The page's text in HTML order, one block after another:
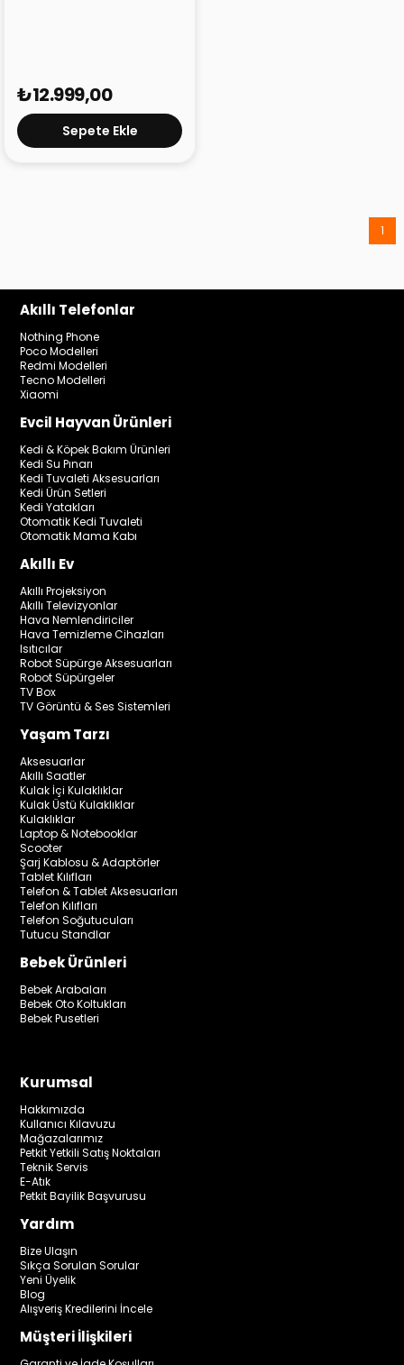
₺12.999,00
Sepete Ekle
1
Akıllı Telefonlar
Nothing Phone
Poco Modelleri
Redmi Modelleri
Tecno Modelleri
Xiaomi
Evcil Hayvan Ürünleri
Kedi & Köpek Bakım Ürünleri
Kedi Su Pınarı
Kedi Tuvaleti Aksesuarları
Kedi Ürün Setleri
Kedi Yatakları
Otomatik Kedi Tuvaleti
Otomatik Mama Kabı
Akıllı Ev
Akıllı Projeksiyon
Akıllı Televizyonlar
Hava Nemlendiriciler
Hava Temizleme Cihazları
Isıtıcılar
Robot Süpürge Aksesuarları
Robot Süpürgeler
TV Box
TV Görüntü & Ses Sistemleri
Yaşam Tarzı
Aksesuarlar
Akıllı Saatler
Kulak İçi Kulaklıklar
Kulak Üstü Kulaklıklar
Kulaklıklar
Laptop & Notebooklar
Scooter
Şarj Kablosu & Adaptörler
Tablet Kılıfları
Telefon & Tablet Aksesuarları
Telefon Kılıfları
Telefon Soğutucuları
Tutucu Standlar
Bebek Ürünleri
Bebek Arabaları
Bebek Oto Koltukları
Bebek Pusetleri
Kurumsal
Hakkımızda
Kullanıcı Kılavuzu
Mağazalarımız
Petkit Yetkili Satış Noktaları
Teknik Servis
E-Atık
Petkit Bayilik Başvurusu
Yardım
Bize Ulaşın
Sıkça Sorulan Sorular
Yeni Üyelik
Blog
Alışveriş Kredilerini İncele
Müşteri İlişkileri